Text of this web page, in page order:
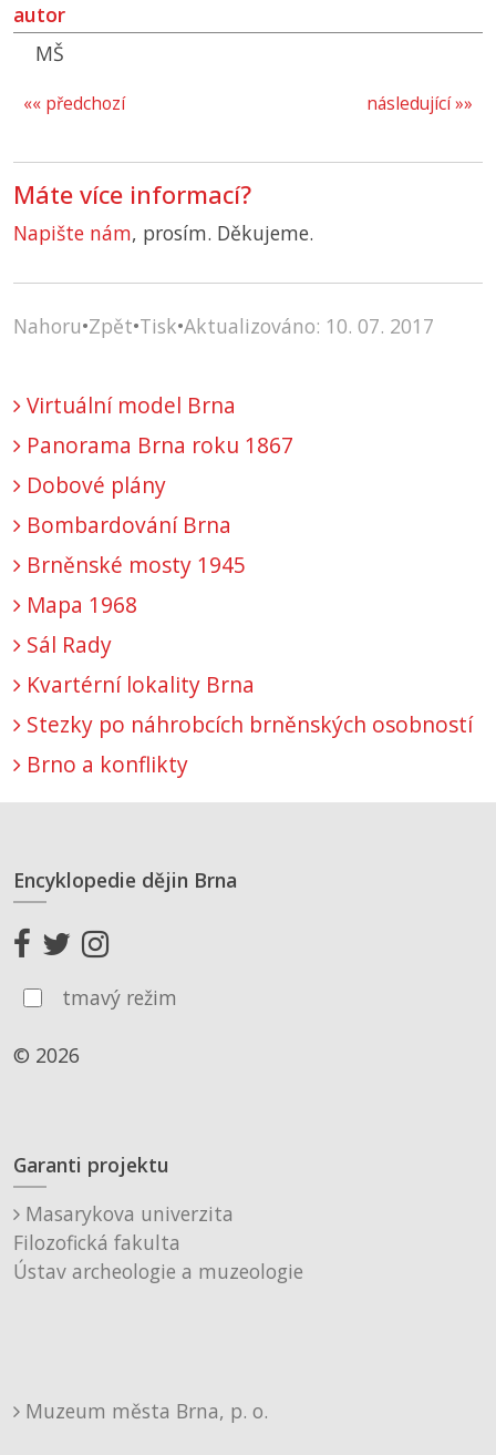
autor
MŠ
následující »»
«« předchozí
Máte více informací?
Napište nám, prosím. Děkujeme.
Nahoru•Zpět•Tisk•Aktualizováno: 10. 07. 2017
Virtuální model Brna
Panorama Brna roku 1867
Dobové plány
Bombardování Brna
Brněnské mosty 1945
Mapa 1968
Sál Rady
Kvartérní lokality Brna
Stezky po náhrobcích brněnských osobností
Brno a konflikty
Encyklopedie dějin Brna
tmavý režim
© 2026
Garanti projektu
Masarykova univerzita
Filozofická fakulta
Ústav archeologie a muzeologie
Muzeum města Brna, p. o.